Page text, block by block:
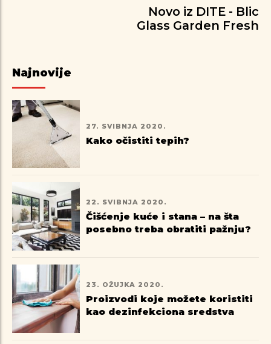
Novo iz DITE - Blic
Glass Garden Fresh
Najnovije
27. SVIBNJA 2020.
Kako očistiti tepih?
22. SVIBNJA 2020.
Čišćenje kuće i stana – na šta
posebno treba obratiti pažnju?
23. OŽUJKA 2020.
Proizvodi koje možete koristiti
kao dezinfekciona sredstva